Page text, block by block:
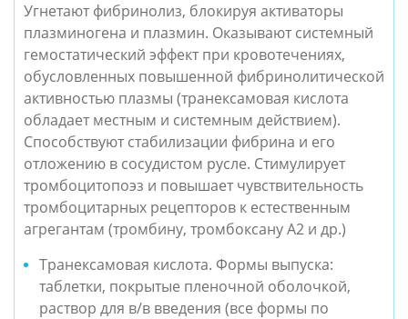
Угнетают фибринолиз, блокируя активаторы
плазминогена и плазмин. Оказывают системный
гемостатический эффект при кровотечениях,
обусловленных повышенной фибринолитической
активностью плазмы (транексамовая кислота
обладает местным и системным действием).
Способствуют стабилизации фибрина и его
отложению в сосудистом русле. Стимулирует
тромбоцитопоэз и повышает чувствительность
тромбоцитарных рецепторов к естественным
агрегантам (тромбину, тромбоксану А2 и др.)
Транексамовая кислота. Формы выпуска:
таблетки, покрытые пленочной оболочкой,
раствор для в/в введения (все формы по